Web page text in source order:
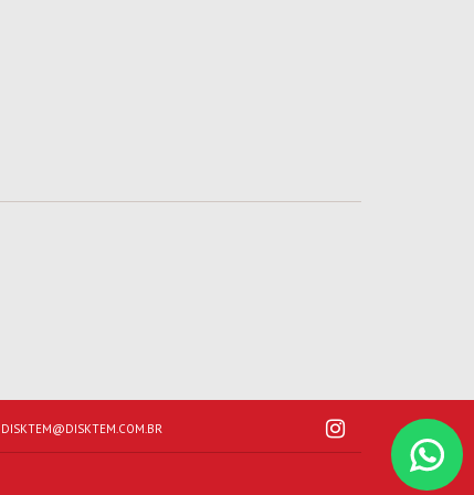
DISKTEM@DISKTEM.COM.BR